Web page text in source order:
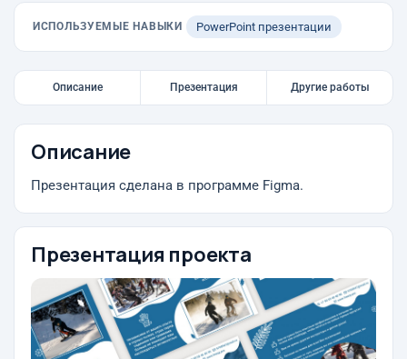
ИСПОЛЬЗУЕМЫЕ НАВЫКИ PowerPoint презентации
Описание Презентация Другие работы
Описание
Презентация сделана в программе Figma.
Презентация проекта